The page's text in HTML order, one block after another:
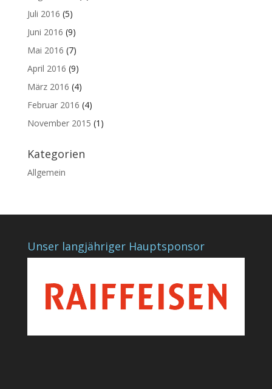
Juli 2016 (5)
Juni 2016 (9)
Mai 2016 (7)
April 2016 (9)
März 2016 (4)
Februar 2016 (4)
November 2015 (1)
Kategorien
Allgemein
Unser langjähriger Hauptsponsor